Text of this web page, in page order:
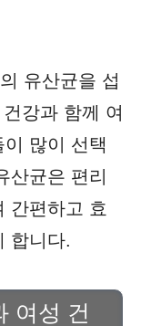
유산균을 섭
강과 함께 여
많이 선택
산균은 편리
간편하고 효
합니다.
여성 건